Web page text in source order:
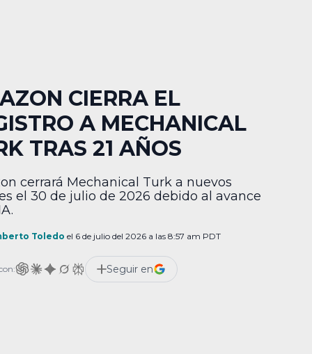
CIERRA EL
A MECHANICAL
TRAS 21 AÑOS
cerrará Mechanical Turk a nuevos
el 30 de julio de 2026 debido al avance
Toledo el 6 de julio del 2026 a las 8:57 am PDT
Seguir en